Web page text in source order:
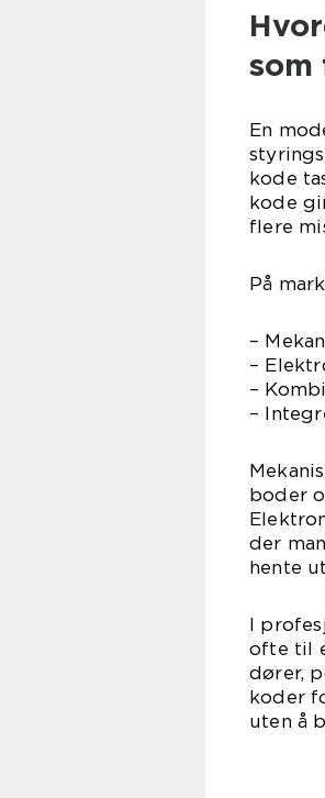
som
En
kode
kode
flere
På
–
–
–
–
boder
der
hente
I
ofte til
dører,
koder
uten å